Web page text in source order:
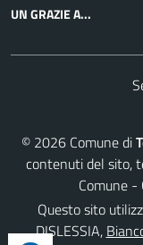
UN GRAZIE A...
© 2026 Comune di
contenuti del sito,
Comune -
Questo sito
DISLESSIA,